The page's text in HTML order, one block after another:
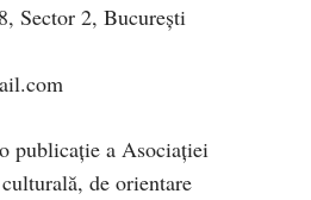
Sector 2, București
publicaţie a Asociaţiei
de orientare